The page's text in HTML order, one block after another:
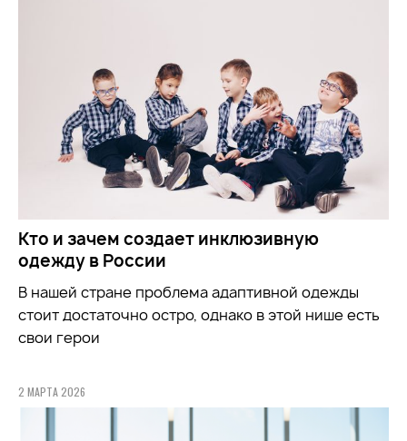
Кто и зачем создает инклюзивную
одежду в России
В нашей стране проблема адаптивной одежды
стоит достаточно остро, однако в этой нише есть
свои герои
2 МАРТА 2026